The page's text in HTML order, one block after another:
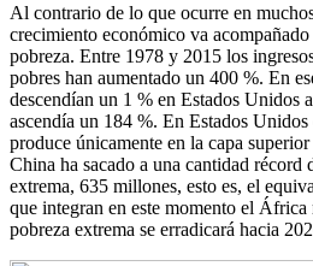
Al contrario de lo que ocurre en
crecimiento económico va
pobreza. Entre 1978 y 2015 los
pobres han aumentado un 400 %. En
descendían un 1 % en Estados Unidos
ascendía un 184 %. En Estados
produce únicamente en la capa
China ha sacado a una cantidad récord
extrema, 635 millones, esto es, el
que integran en este momento el
pobreza extrema se erradicará hacia